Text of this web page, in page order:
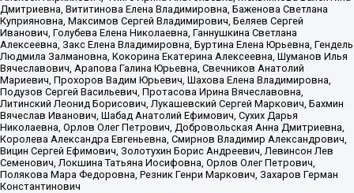
Дмитриевна, Вититинова Елена Владимировна, Баженова Светлана
Куприяновна, Максимов Сергей Владимирович, Беляев Сергей
Иванович, Голубева Елена Николаевна, Ганнушкина Светлана
Алексеевна, Закс Елена Владимировна, Буртина Елена Юрьевна, Гендель
Людмила Залмановна, Кокорина Екатерина Алексеевна, Шуманов Илья
Вячеславович, Арапова Галина Юрьевна, Свечников Анатолий
Мариевич, Прохоров Вадим Юрьевич, Шахова Елена Владимировна,
Подузов Сергей Васильевич, Протасова Ирина Вячеславовна,
Литинский Леонид Борисович, Лукашевский Сергей Маркович, Бахмин
Вячеслав Иванович, Шабад Анатолий Ефимович, Сухих Дарья
Николаевна, Орлов Олег Петрович, Добровольская Анна Дмитриевна,
Королева Александра Евгеньевна, Смирнов Владимир Александрович,
Вицин Сергей Ефимович, Золотухин Борис Андреевич, Левинсон Лев
Семенович, Локшина Татьяна Иосифовна, Орлов Олег Петрович,
Полякова Мара Федоровна, Резник Генри Маркович, Захаров Герман
Константинович